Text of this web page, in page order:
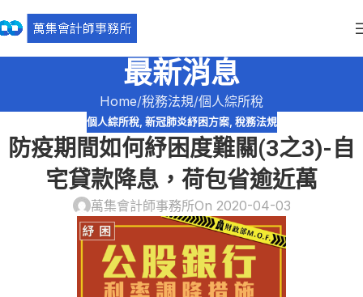
最新消息
Home 稅務法規 個人綜所稅
個人綜所稅, 新冠肺炎紓困方案, 稅務法規
防疫期間如何紓困度難關(3之3)-自
宅貸款降息，荷包省逾近萬
萬集會計師事務所On 2020-04-03